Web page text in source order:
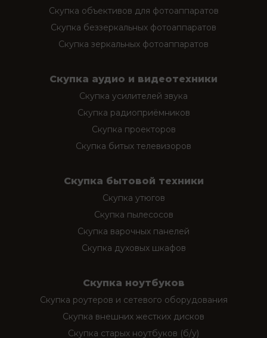
Скупка объективов для фотоаппаратов
Скупка беззеркальных фотоаппаратов
Скупка зеркальных фотоаппаратов
Скупка аудио и видеотехники
Скупка усилителей звука
Скупка радиоприёмников
Скупка проекторов
Скупка битых телевизоров
Скупка бытовой техники
Скупка утюгов
Скупка пылесосов
Скупка варочных панелей
Скупка духовых шкафов
Скупка ноутбуков
Скупка роутеров и сетевого оборудования
Скупка внешних жестких дисков
Скупка старых ноутбуков (б/у)